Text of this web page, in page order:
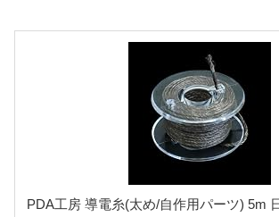
PDA工房 導電糸(太め/自作用パーツ) 5m